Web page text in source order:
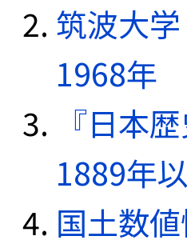
筑波大
1968年
『日本
1889年
国土数